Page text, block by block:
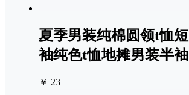
夏季男装纯棉圆领t恤短
袖纯色t恤地摊男装半袖
￥ 23